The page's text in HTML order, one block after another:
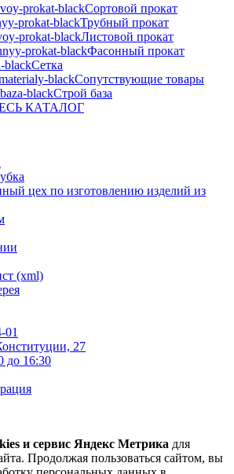
Сортовой прокат
Трубный прокат
Листовой прокат
Фасонный прокат
Сетка
Сопутствующие товары
Строй база
КАТАЛОГ
цех по изготовлению изделий из
(xml)
01
27
16:30
и сервис Яндекс Метрика для
Продолжая пользоваться сайтом, вы